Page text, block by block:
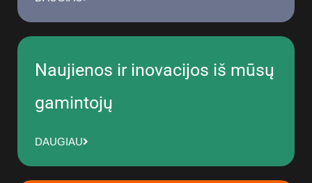
Naujienos ir inovacijos iš mūsų
gamintojų
DAUGIAU